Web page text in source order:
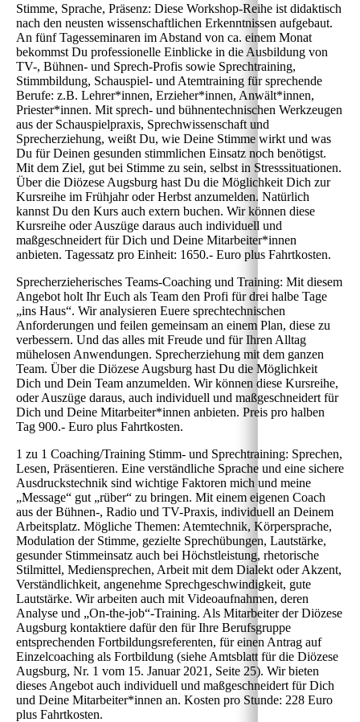
Stimme, Sprache, Präsenz: Diese Workshop-Reihe ist didaktisch
nach den neusten wissenschaftlichen Erkenntnissen aufgebaut.
An fünf Tagesseminaren im Abstand von ca. einem Monat
bekommst Du professionelle Einblicke in die Ausbildung von
TV-, Bühnen- und Sprech-Profis sowie Sprechtraining,
Stimmbildung, Schauspiel- und Atemtraining für sprechende
Berufe: z.B. Lehrer*innen, Erzieher*innen, Anwält*innen,
Priester*innen. Mit sprech- und bühnentechnischen Werkzeugen
aus der Schauspielpraxis, Sprechwissenschaft und
Sprecherziehung, weißt Du, wie Deine Stimme wirkt und was
Du für Deinen gesunden stimmlichen Einsatz noch benötigst.
Mit dem Ziel, gut bei Stimme zu sein, selbst in Stresssituationen.
Über die Diözese Augsburg hast Du die Möglichkeit Dich zur
Kursreihe im Frühjahr oder Herbst anzumelden. Natürlich
kannst Du den Kurs auch extern buchen. Wir können diese
Kursreihe oder Auszüge daraus auch individuell und
maßgeschneidert für Dich und Deine Mitarbeiter*innen
anbieten. Tagessatz pro Einheit: 1650.- Euro plus Fahrtkosten.
Sprecherzieherisches Teams-Coaching und Training: Mit diesem
Angebot holt Ihr Euch als Team den Profi für drei halbe Tage
„ins Haus“. Wir analysieren Euere sprechtechnischen
Anforderungen und feilen gemeinsam an einem Plan, diese zu
verbessern. Und das alles mit Freude und für Ihren Alltag
mühelosen Anwendungen. Sprecherziehung mit dem ganzen
Team. Über die Diözese Augsburg hast Du die Möglichkeit
Dich und Dein Team anzumelden. Wir können diese Kursreihe,
oder Auszüge daraus, auch individuell und maßgeschneidert für
Dich und Deine Mitarbeiter*innen anbieten. Preis pro halben
Tag 900.- Euro plus Fahrtkosten.
1 zu 1 Coaching/Training Stimm- und Sprechtraining: Sprechen,
Lesen, Präsentieren. Eine verständliche Sprache und eine sichere
Ausdruckstechnik sind wichtige Faktoren mich und meine
„Message“ gut „rüber“ zu bringen. Mit einem eigenen Coach
aus der Bühnen-, Radio und TV-Praxis, individuell an Deinem
Arbeitsplatz. Mögliche Themen: Atemtechnik, Körpersprache,
Modulation der Stimme, gezielte Sprechübungen, Lautstärke,
gesunder Stimmeinsatz auch bei Höchstleistung, rhetorische
Stilmittel, Mediensprechen, Arbeit mit dem Dialekt oder Akzent,
Verständlichkeit, angenehme Sprechgeschwindigkeit, gute
Lautstärke. Wir arbeiten auch mit Videoaufnahmen, deren
Analyse und „On-the-job“-Training. Als Mitarbeiter der Diözese
Augsburg kontaktiere dafür den für Ihre Berufsgruppe
entsprechenden Fortbildungsreferenten, für einen Antrag auf
Einzelcoaching als Fortbildung (siehe Amtsblatt für die Diözese
Augsburg, Nr. 1 vom 15. Januar 2021, Seite 25). Wir bieten
dieses Angebot auch individuell und maßgeschneidert für Dich
und Deine Mitarbeiter*innen an. Kosten pro Stunde: 228 Euro
plus Fahrtkosten.